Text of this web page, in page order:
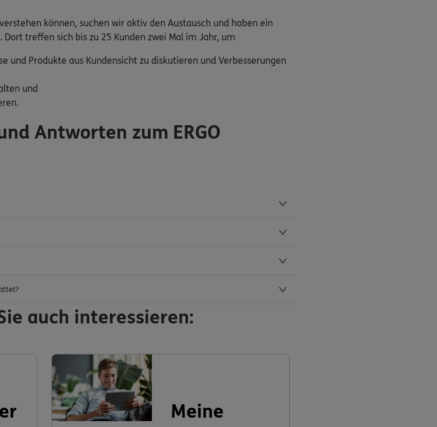
können, suchen wir aktiv den Austausch und haben ein
treffen sich bis zu 25 Kunden zwei Mal im Jahr, um
und Produkte aus Kundensicht zu diskutieren und Verbesserungen
und
Antworten zum ERGO
auch interessieren:
Meine